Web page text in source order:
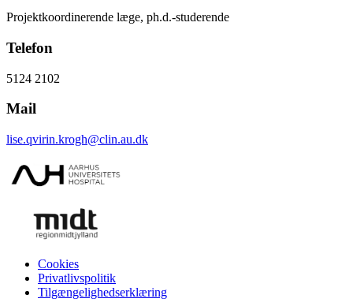
Projektkoordinerende læge, ph.d.-studerende
Telefon
5124 2102
Mail
lise.qvirin.krogh@clin.au.dk
Cookies
Privatlivspolitik
Tilgængelighedserklæring